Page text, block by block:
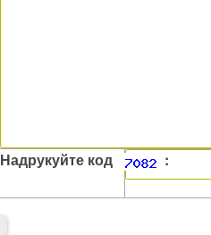
Надрукуйте код :